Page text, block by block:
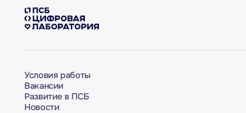
Условия работы
Вакансии
Развитие в ПСБ
Новости